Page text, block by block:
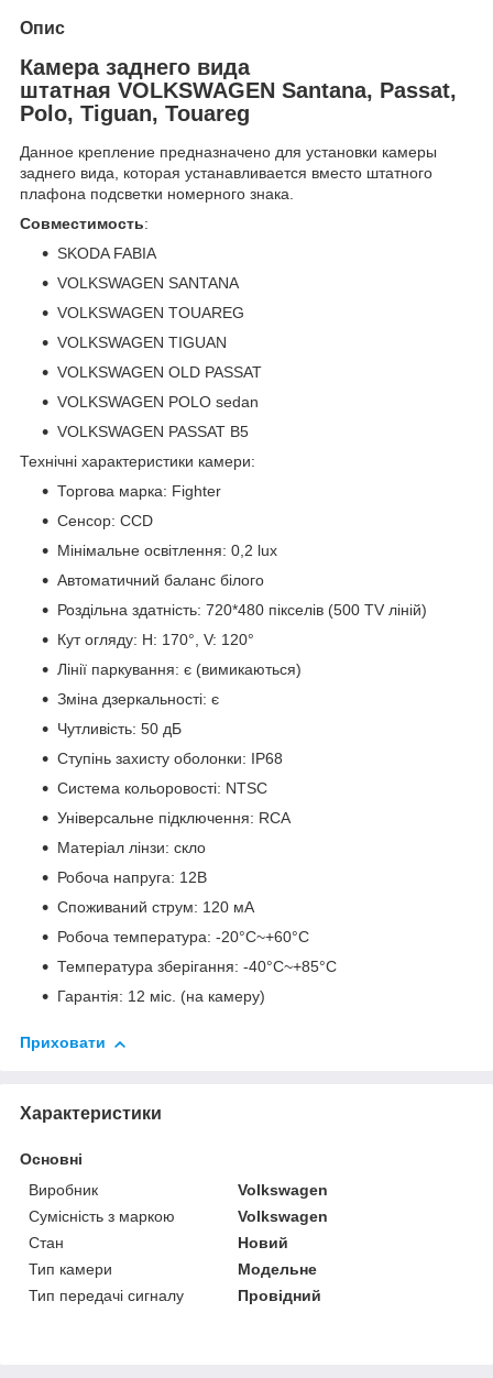
Опис
Камера заднего вида
штатная VOLKSWAGEN Santana, Passat,
Polo, Tiguan, Touareg
Данное крепление предназначено для установки камеры
заднего вида, которая устанавливается вместо штатного
плафона подсветки номерного знака.
Совместимость:
SKODA FABIA
VOLKSWAGEN SANTANA
VOLKSWAGEN TOUAREG
VOLKSWAGEN TIGUAN
VOLKSWAGEN OLD PASSAT
VOLKSWAGEN POLO sedan
VOLKSWAGEN PASSAT B5
Технічні характеристики камери:
Торгова марка: Fighter
Сенсор: CCD
Мінімальне освітлення: 0,2 lux
Автоматичний баланс білого
Роздільна здатність: 720*480 пікселів (500 TV ліній)
Кут огляду: H: 170°, V: 120°
Лінії паркування: є (вимикаються)
Зміна дзеркальності: є
Чутливість: 50 дБ
Ступінь захисту оболонки: IP68
Система кольоровості: NTSC
Універсальне підключення: RCA
Матеріал лінзи: скло
Робоча напруга: 12В
Споживаний струм: 120 мА
Робоча температура: -20°С~+60°С
Температура зберігання: -40°С~+85°С
Гарантія: 12 міс. (на камеру)
Приховати
Характеристики
Основні
Виробник
Volkswagen
Сумісність з маркою
Volkswagen
Стан
Новий
Тип камери
Модельне
Тип передачі сигналу
Провідний